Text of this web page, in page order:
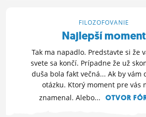
7. 8. 2025 02:49
FILOZOFOVANIE
Najlepší moment
Tak ma napadlo. Predstavte si že
svete sa končí. Prípadne že už
duša bola fakt večná... Ak by vám
otázku. Ktorý moment pre vás
znamenal. Alebo...
OTVOR